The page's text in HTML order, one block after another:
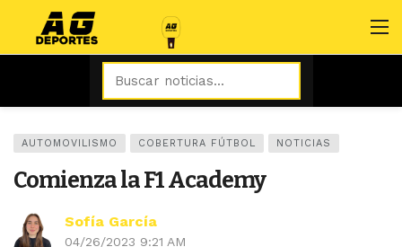
AUTOMOVILISMO COBERTURA FÚTBOL NOTICIAS
Comienza la F1 Academy
Sofía García
04/26/2023 9:21 AM